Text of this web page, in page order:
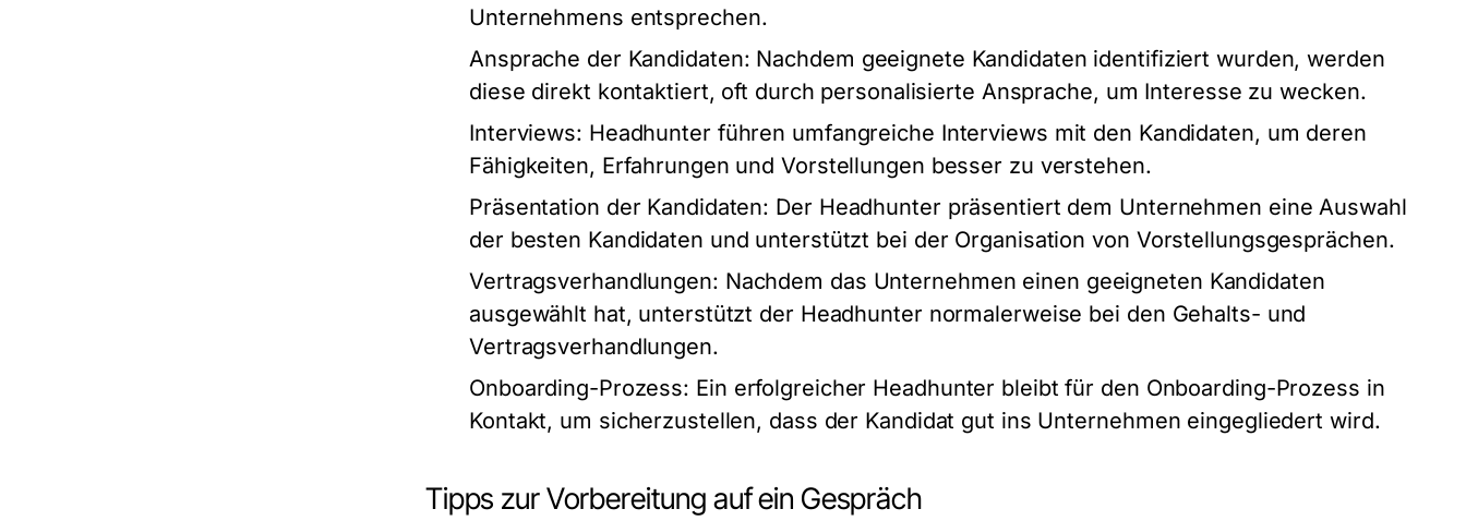
Unternehmens entsprechen.
Ansprache der Kandidaten: Nachdem geeignete Kandidaten identifiziert wurden, werden
diese direkt kontaktiert, oft durch personalisierte Ansprache, um Interesse zu wecken.
Interviews: Headhunter führen umfangreiche Interviews mit den Kandidaten, um deren
Fähigkeiten, Erfahrungen und Vorstellungen besser zu verstehen.
Präsentation der Kandidaten: Der Headhunter präsentiert dem Unternehmen eine Auswahl
der besten Kandidaten und unterstützt bei der Organisation von Vorstellungsgesprächen.
Vertragsverhandlungen: Nachdem das Unternehmen einen geeigneten Kandidaten
ausgewählt hat, unterstützt der Headhunter normalerweise bei den Gehalts- und
Vertragsverhandlungen.
Onboarding-Prozess: Ein erfolgreicher Headhunter bleibt für den Onboarding-Prozess in
Kontakt, um sicherzustellen, dass der Kandidat gut ins Unternehmen eingegliedert wird.
Tipps zur Vorbereitung auf ein Gespräch